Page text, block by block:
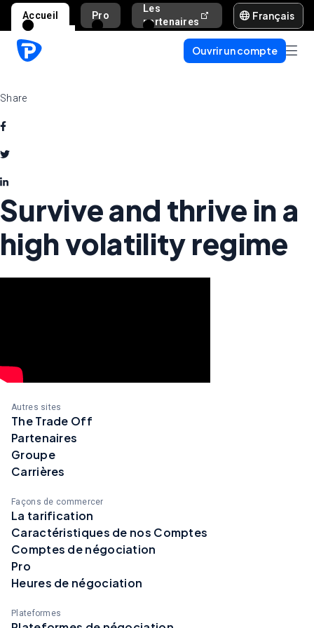
Accueil Pro
Les
partenaires
Aide et
Français
Ouvrir un compte
Share
Survive and thrive in a
high volatility regime
Autres sites
The Trade Off
Partenaires
Groupe
Carrières
Façons de commercer
La tarification
Caractéristiques de nos Comptes
Comptes de négociation
Pro
Heures de négociation
Plateformes